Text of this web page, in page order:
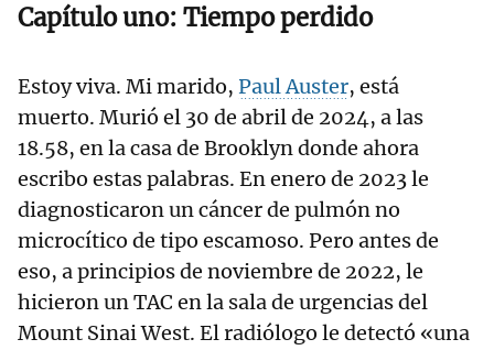
Capítulo uno: Tiempo perdido
Estoy viva. Mi marido, Paul Auster, está
muerto. Murió el 30 de abril de 2024, a las
18.58, en la casa de Brooklyn donde ahora
escribo estas palabras. En enero de 2023 le
diagnosticaron un cáncer de pulmón no
microcítico de tipo escamoso. Pero antes de
eso, a principios de noviembre de 2022, le
hicieron un TAC en la sala de urgencias del
Mount Sinai West. El radiólogo le detectó «una